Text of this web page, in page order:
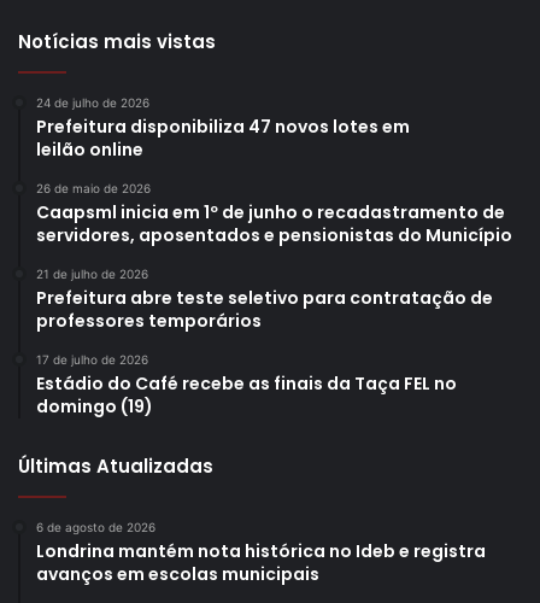
Notícias mais vistas
24 de julho de 2026
Prefeitura disponibiliza 47 novos lotes em
leilão online
26 de maio de 2026
Caapsml inicia em 1º de junho o recadastramento de
servidores, aposentados e pensionistas do Município
21 de julho de 2026
Prefeitura abre teste seletivo para contratação de
professores temporários
17 de julho de 2026
Estádio do Café recebe as finais da Taça FEL no
domingo (19)
Últimas Atualizadas
6 de agosto de 2026
Londrina mantém nota histórica no Ideb e registra
avanços em escolas municipais